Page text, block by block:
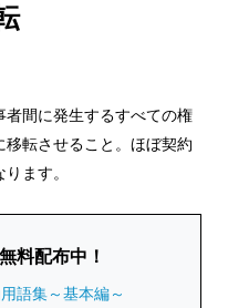
間に発生するすべての権
転させること。ほぼ契約
ます。
料配布中！
語集～基本編～